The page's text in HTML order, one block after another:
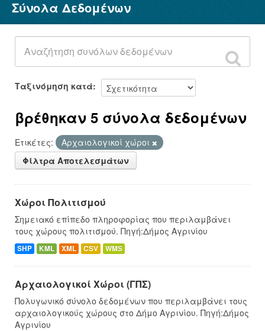
Σύνολα Δεδομένων
Φορείς
Ομάδες
Σχετικά
Σύνολα Δεδομένων
Ταξινόμηση κατά
βρέθηκαν 5 σύνολα δεδομένων
Ετικέτες:
Αρχαιολογικοί χώροι
Φίλτρα Αποτελεσμάτων
Χώροι Πολιτισμού
Σημειακό επίπεδο πληροφορίας που περιλαμβάνει
τους χώρους πολιτισμού. Πηγή:Δήμος Αγρινίου
SHP KML XML CSV WMS
Αρχαιολογικοί Χώροι (ΓΠΣ)
Πολυγωνικό σύνολο δεδομένων που περιλαμβάνει τους
αρχαιολογικούς χώρους στο Δήμο Αγρινίου. Πηγή:Δήμος
Αγρινίου